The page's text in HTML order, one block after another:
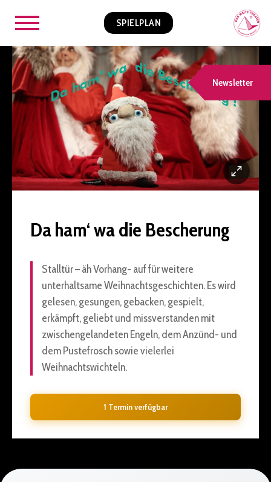
SPIELPLAN
Newsletter
Da ham‘ wa die Bescherung
Stalltür – äh Vorhang- auf für weitere
unterhaltsame Weihnachtsgeschichten. Es wird
gelesen, gesungen, gebacken, gespielt,
erkämpft, geliebt und missverstanden mit
zwischengelandeten Engeln, dem Anzünd- und
dem Pustefrosch sowie vielerlei
Weihnachtswichteln.
1 Termin verfügbar